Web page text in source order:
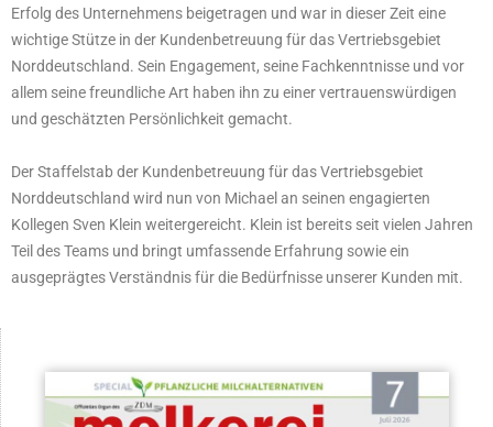
Erfolg des Unternehmens beigetragen und war in dieser Zeit eine
wichtige Stütze in der Kundenbetreuung für das Vertriebsgebiet
Norddeutschland. Sein Engagement, seine Fachkenntnisse und vor
allem seine freundliche Art haben ihn zu einer vertrauenswürdigen
und geschätzten Persönlichkeit gemacht.
Der Staffelstab der Kundenbetreuung für das Vertriebsgebiet
Norddeutschland wird nun von Michael an seinen engagierten
Kollegen Sven Klein weitergereicht. Klein ist bereits seit vielen Jahren
Teil des Teams und bringt umfassende Erfahrung sowie ein
ausgeprägtes Verständnis für die Bedürfnisse unserer Kunden mit.